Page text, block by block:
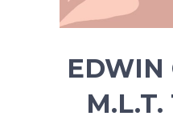
EDWIN